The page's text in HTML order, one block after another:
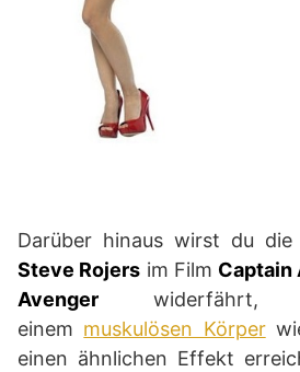
Darüber hinaus wirst du die
Steve Rojers im Film Captain
Avenger widerfährt,
einem muskulösen Körper
einen ähnlichen Effekt